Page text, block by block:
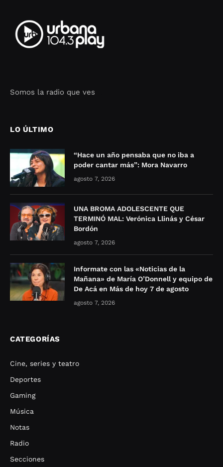
Somos la radio que ves
LO ÚLTIMO
“Hace un año pensaba que no iba a
poder cantar más”: Mora Navarro
agosto 7, 2026
UNA BROMA ADOLESCENTE QUE
TERMINÓ MAL: Verónica Llinás y César
Bordón
agosto 7, 2026
Informate con las «Noticias de la
Mañana» de María O’Donnell y equipo de
De Acá en Más de hoy 7 de agosto
agosto 7, 2026
CATEGORÍAS
Cine, series y teatro
Deportes
Gaming
Música
Notas
Radio
Secciones